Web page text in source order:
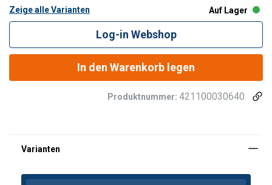
Zeige alle Varianten Auf Lager
Log-in Webshop
In den Warenkorb legen
Produktnummer: 421100030640